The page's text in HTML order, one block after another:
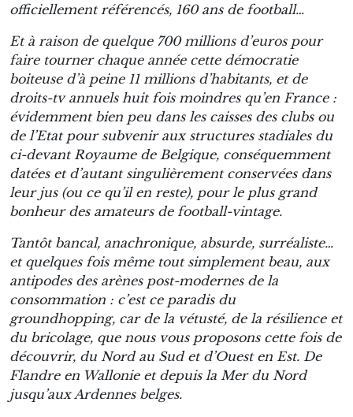
officiellement référencés, 160 ans de football…
Et à raison de quelque 700 millions d’euros pour
faire tourner chaque année cette démocratie
boiteuse d’à peine 11 millions d’habitants, et de
droits-tv annuels huit fois moindres qu’en France :
évidemment bien peu dans les caisses des clubs ou
de l’Etat pour subvenir aux structures stadiales du
ci-devant Royaume de Belgique, conséquemment
datées et d’autant singulièrement conservées dans
leur jus (ou ce qu’il en reste), pour le plus grand
bonheur des amateurs de football-vintage.
Tantôt bancal, anachronique, absurde, surréaliste…
et quelques fois même tout simplement beau, aux
antipodes des arènes post-modernes de la
consommation : c’est ce paradis du
groundhopping, car de la vétusté, de la résilience et
du bricolage, que nous vous proposons cette fois de
découvrir, du Nord au Sud et d’Ouest en Est. De
Flandre en Wallonie et depuis la Mer du Nord
jusqu’aux Ardennes belges.